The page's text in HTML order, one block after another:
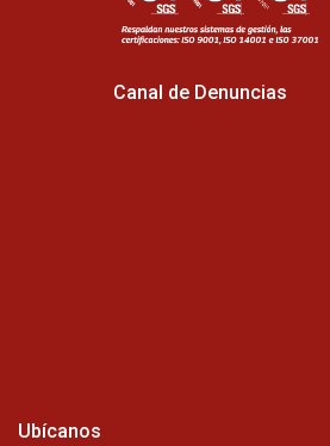
Canal de Denuncias
Ubícanos